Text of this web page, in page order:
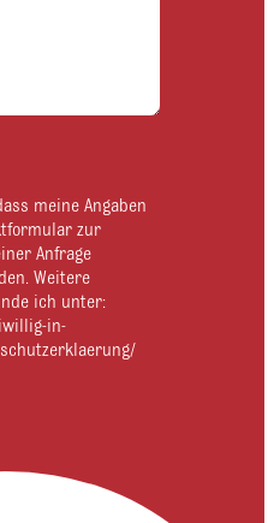
meine Angaben
zur
Anfrage
Weitere
ich unter:
in-